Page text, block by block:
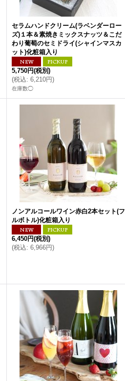
セラムハンドクリーム(ラベンダーロー
ズ)１本＆素焼きミックスナッツ＆こだ
わり葡萄のセミドライ(シャインマスカ
ット)化粧箱入り
5,750円(税別)
(税込: 6,210円)
在庫数◯
ノンアルコールワイン赤白2本セット(フ
ルボトル)化粧箱入り
6,450円(税別)
(税込: 6,966円)